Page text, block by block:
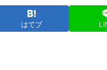
はてブ